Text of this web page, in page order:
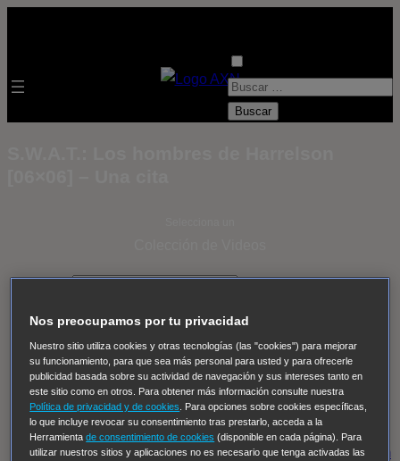
B
- ver todos - Padres
Despedida Salvaje
Despedida Salvaje
Thomas, el ojo del FBI Pan Am Dawson crece
Insomnia El Guardián The Blacklist Cinco en familia
Hudson & Rex Diez libras y un sueño Mr Loverman
Regreso al futuro III NUEVE CUERPOS Los últimos
caballeros Tormenta infinita Sing Street Cobra Kai
Tom
Nos preocupamos por tu privacidad
Nuestro sitio utiliza cookies y otras tecnologías (las "cookies") para mejorar
su funcionamiento, para que sea más personal para usted y para ofrecerle
publicidad basada sobre su actividad de navegación y sus intereses tanto en
este sitio como en otros. Para obtener más información consulte nuestra
Política de privacidad y de cookies
. Para opciones sobre cookies específicas,
lo que incluye revocar su consentimiento tras prestarlo, acceda a la
Herramientade consentimiento de cookies (disponible en cada página). Para
utilizar nuestros sitios y aplicaciones no es necesario que tenga activadas las